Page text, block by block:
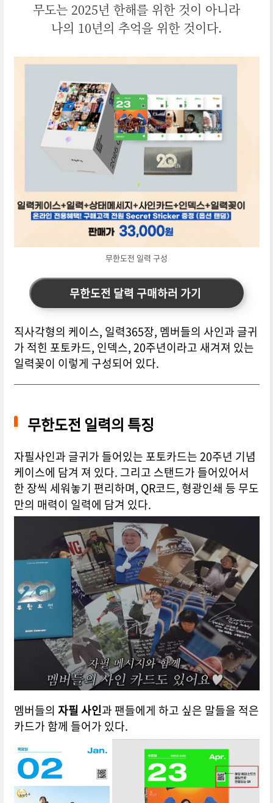
무도는 2025년 한해를 위한 것이 아니라
나의 10년의 추억을 위한 것이다.
무한도전 일력 구성
무한도전 달력 구매하러 가기
직사각형의 케이스, 일력365장, 멤버들의 사인과 글귀
가 적힌 포토카드, 인덱스, 20주년이라고 새겨져 있는
일력꽂이 이렇게 구성되어 있다.
무한도전 일력의 특징
자필사인과 글귀가 들어있는 포토카드는 20주년 기념
케이스에 담겨 져 있다. 그리고 스탠드가 들어있어서
한 장씩 세워놓기 편리하며, QR코드, 형광인쇄 등 무도
만의 매력이 일력에 담겨 있다.
멤버들의 자필 사인과 팬들에게 하고 싶은 말들을 적은
카드가 함께 들어가 있다.